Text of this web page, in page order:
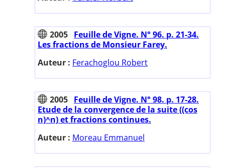
2005 Feuille de Vigne. N° 96. p. 21-34.
Les fractions de Monsieur Farey.
Auteur : Ferachoglou Robert
2005 Feuille de Vigne. N° 98. p. 17-28.
Etude de la convergence de la suite ((cos
n)^n) et fractions continues.
Auteur : Moreau Emmanuel